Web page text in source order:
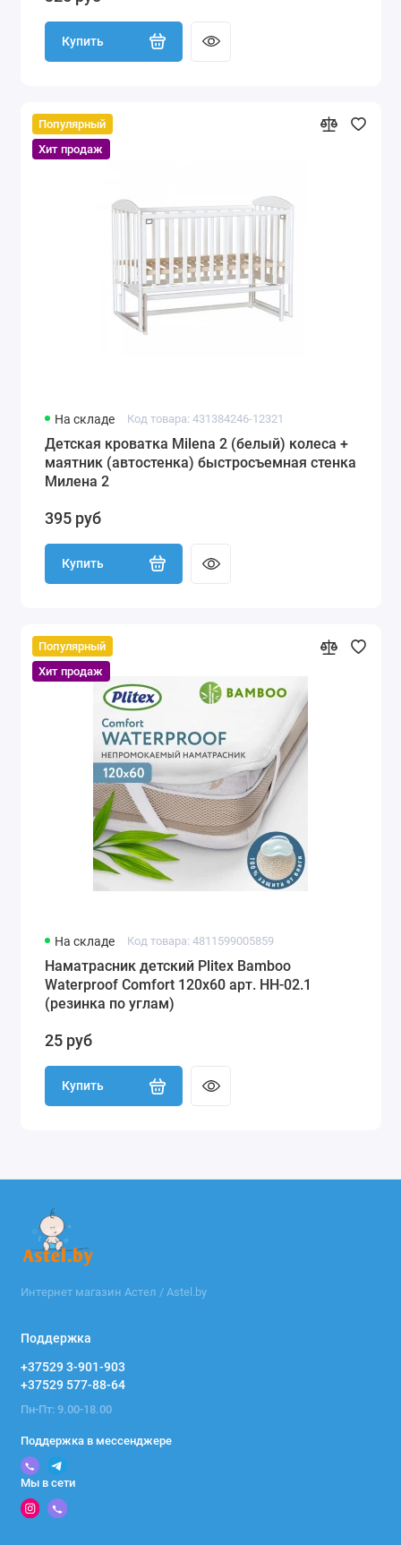
Купить
Популярный
Хит продаж
На складе Код товара: 431384246-12321
Детская кроватка Milena 2 (белый) колеса +
маятник (автостенка) быстросъемная стенка
Милена 2
395 руб
Купить
Популярный
Хит продаж
На складе Код товара: 4811599005859
Наматрасник детский Plitex Bamboo
Waterproof Comfort 120х60 арт. НН-02.1
(резинка по углам)
25 руб
Купить
Интернет магазин Астел / Astel.by
Поддержка
+37529 3-901-903
+37529 577-88-64
Пн-Пт: 9.00-18.00
Поддержка в мессенджере
Мы в сети